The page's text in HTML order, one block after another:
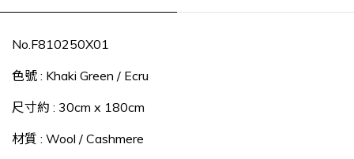
No.F810250X01
色號 : Khaki Green / Ecru
尺寸約 : 30cm x 180cm
材質 : Wool / Cashmere